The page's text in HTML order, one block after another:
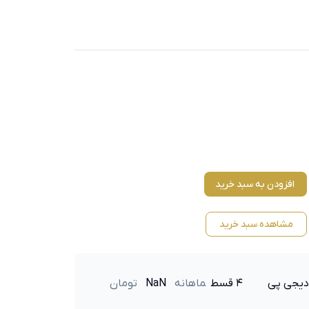
افزودن به سبد خرید
مشاهده سبد خرید
پی ۴ قسط ماهانه تومان